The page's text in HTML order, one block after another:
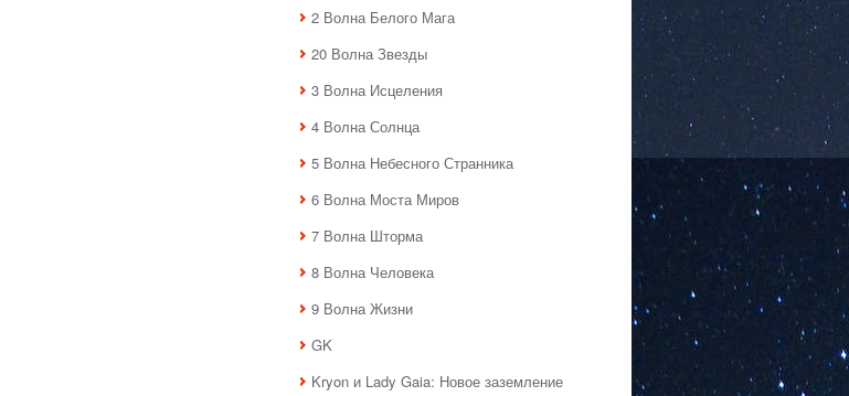
2 Волна Белого Мага
20 Волна Звезды
3 Волна Исцеления
4 Волна Солнца
5 Волна Небесного Странника
6 Волна Моста Миров
7 Волна Шторма
8 Волна Человека
9 Волна Жизни
GK
Kryon и Lady Gaia: Новое заземление